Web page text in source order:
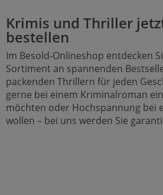
Krimis und Thriller
bestellen
Im Besold-Onlineshop entdecken
Sortiment an spannenden
packenden Thrillern für jeden
gerne bei einem Kriminalroman
möchten oder Hochspannung bei
wollen – bei uns werden Sie